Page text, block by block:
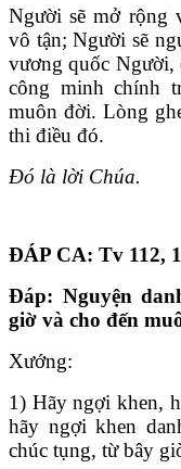
Người sẽ mở rộng
vô tận; Người sẽ
vương quốc Người,
công minh chính
muôn đời. Lòng
thi điều đó.
Đó là lời Chúa.
ĐÁP CA: Tv 112,
Đáp: Nguyện
giờ và cho đến
Xướng:
1) Hãy ngợi khen,
hãy ngợi khen
chúc tụng, từ bây